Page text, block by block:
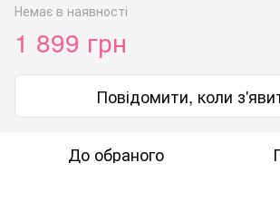
Немає в наявності
1 899 грн
Повідомити, коли
До обраного